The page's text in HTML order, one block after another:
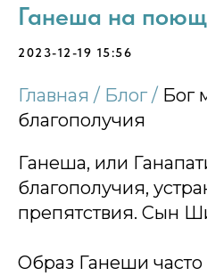
Ганеша на
2023-12-19 15:56
Главная / Блог / Бог
благополучия
Ганеша, или
благополучия,
препятствия. Сын
Образ Ганеши часто